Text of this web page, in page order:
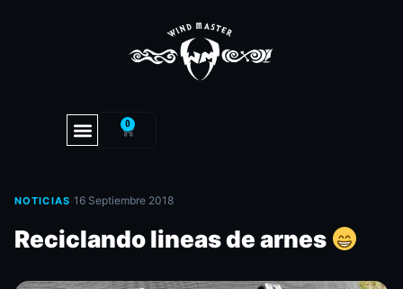
0
NOTICIAS 16 Septiembre 2018
Reciclando lineas de arnes